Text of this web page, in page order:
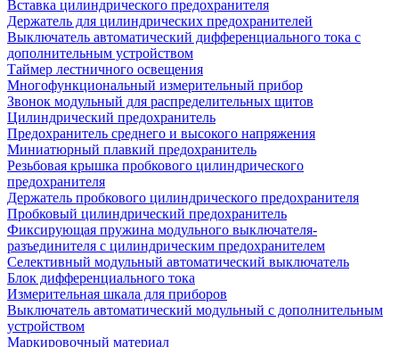
Вставка цилиндрического предохранителя
Держатель для цилиндрических предохранителей
Выключатель автоматический дифференциального тока с
дополнительным устройством
Таймер лестничного освещения
Многофункциональный измерительный прибор
Звонок модульный для распределительных щитов
Цилиндрический предохранитель
Предохранитель среднего и высокого напряжения
Миниатюрный плавкий предохранитель
Резьбовая крышка пробкового цилиндрического
предохранителя
Держатель пробкового цилиндрического предохранителя
Пробковый цилиндрический предохранитель
Фиксирующая пружина модульного выключателя-
разъединителя с цилиндрическим предохранителем
Селективный модульный автоматический выключатель
Блок дифференциального тока
Измерительная шкала для приборов
Выключатель автоматический модульный с дополнительным
устройством
Маркировочный материал